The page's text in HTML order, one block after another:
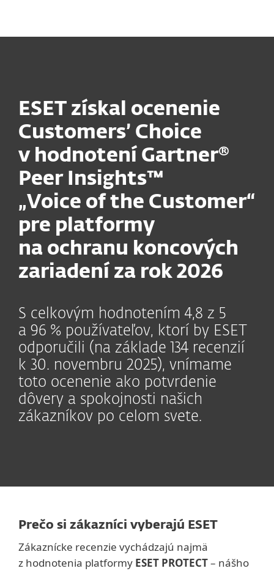
ESET získal ocenenie
Customers’ Choice
v hodnotení Gartner®
Peer Insights™
„Voice of the Customer“
pre platformy
na ochranu koncových
zariadení za rok 2026
S celkovým hodnotením 4,8 z 5
a 96 % používateľov, ktorí by ESET
odporučili (na základe 134 recenzií
k 30. novembru 2025), vnímame
toto ocenenie ako potvrdenie
dôvery a spokojnosti našich
zákazníkov po celom svete.
Prečo si zákazníci vyberajú ESET
Zákaznícke recenzie vychádzajú najmä
z hodnotenia platformy ESET PROTECT– nášho